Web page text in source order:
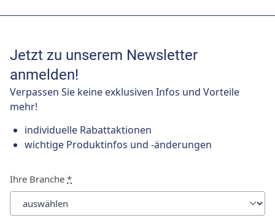
Jetzt zu unserem Newsletter
anmelden!
Verpassen Sie keine exklusiven Infos und Vorteile
mehr!
individuelle Rabattaktionen
wichtige Produktinfos und -änderungen
Ihre Branche *